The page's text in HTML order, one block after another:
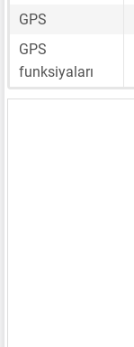
GPS
GPS
funksiyaları